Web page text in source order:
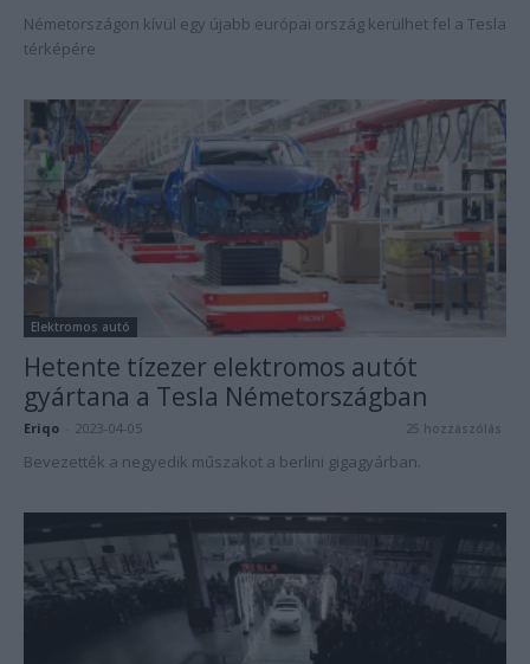
Németországon kívül egy újabb európai ország kerülhet fel a Tesla
térképére
Elektromos autó
Hetente tízezer elektromos autót
gyártana a Tesla Németországban
Eriqo 2023-04-05 25 hozzászólás
Bevezették a negyedik műszakot a berlini gigagyárban.